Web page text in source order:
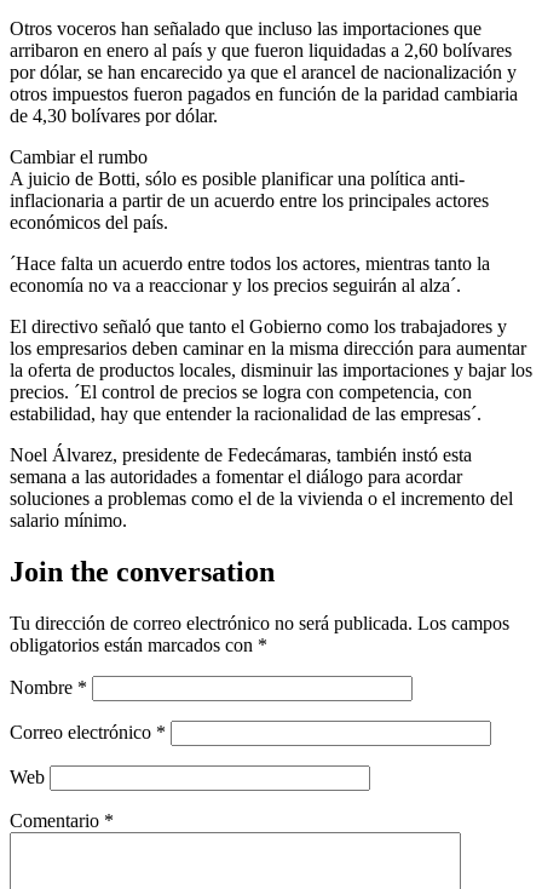
Otros voceros han señalado que incluso las importaciones que
arribaron en enero al país y que fueron liquidadas a 2,60 bolívares
por dólar, se han encarecido ya que el arancel de nacionalización y
otros impuestos fueron pagados en función de la paridad cambiaria
de 4,30 bolívares por dólar.
Cambiar el rumbo
A juicio de Botti, sólo es posible planificar una política anti-
inflacionaria a partir de un acuerdo entre los principales actores
económicos del país.
´Hace falta un acuerdo entre todos los actores, mientras tanto la
economía no va a reaccionar y los precios seguirán al alza´.
El directivo señaló que tanto el Gobierno como los trabajadores y
los empresarios deben caminar en la misma dirección para aumentar
la oferta de productos locales, disminuir las importaciones y bajar los
precios. ´El control de precios se logra con competencia, con
estabilidad, hay que entender la racionalidad de las empresas´.
Noel Álvarez, presidente de Fedecámaras, también instó esta
semana a las autoridades a fomentar el diálogo para acordar
soluciones a problemas como el de la vivienda o el incremento del
salario mínimo.
Join the conversation
Tu dirección de correo electrónico no será publicada. Los campos
obligatorios están marcados con *
Nombre *
Correo electrónico *
Web
Comentario *